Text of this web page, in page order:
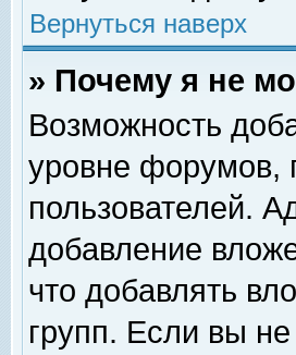
Вернуться наверх
» Почему я не
Возможность
уровне форумов,
пользователей.
добавление
что добавлять
групп. Если вы